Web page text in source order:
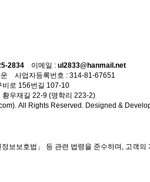
2834 이메일 : ul2833@hanmail.net
사업자등록번호 : 314-81-67651
비로 156번길 107-10
우재길 22-9 (명학리 223-2)
All Rights Reserved. Designed &
정보보호법」 등 관련 법령을 준수하며, 고객